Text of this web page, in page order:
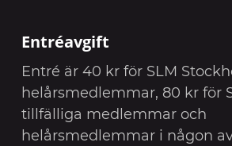
Entréavgift
Entré är 40 kr för SLM
helårsmedlemmar, 80 kr för
tillfälliga medlemmar och
helårsmedlemmar i någon